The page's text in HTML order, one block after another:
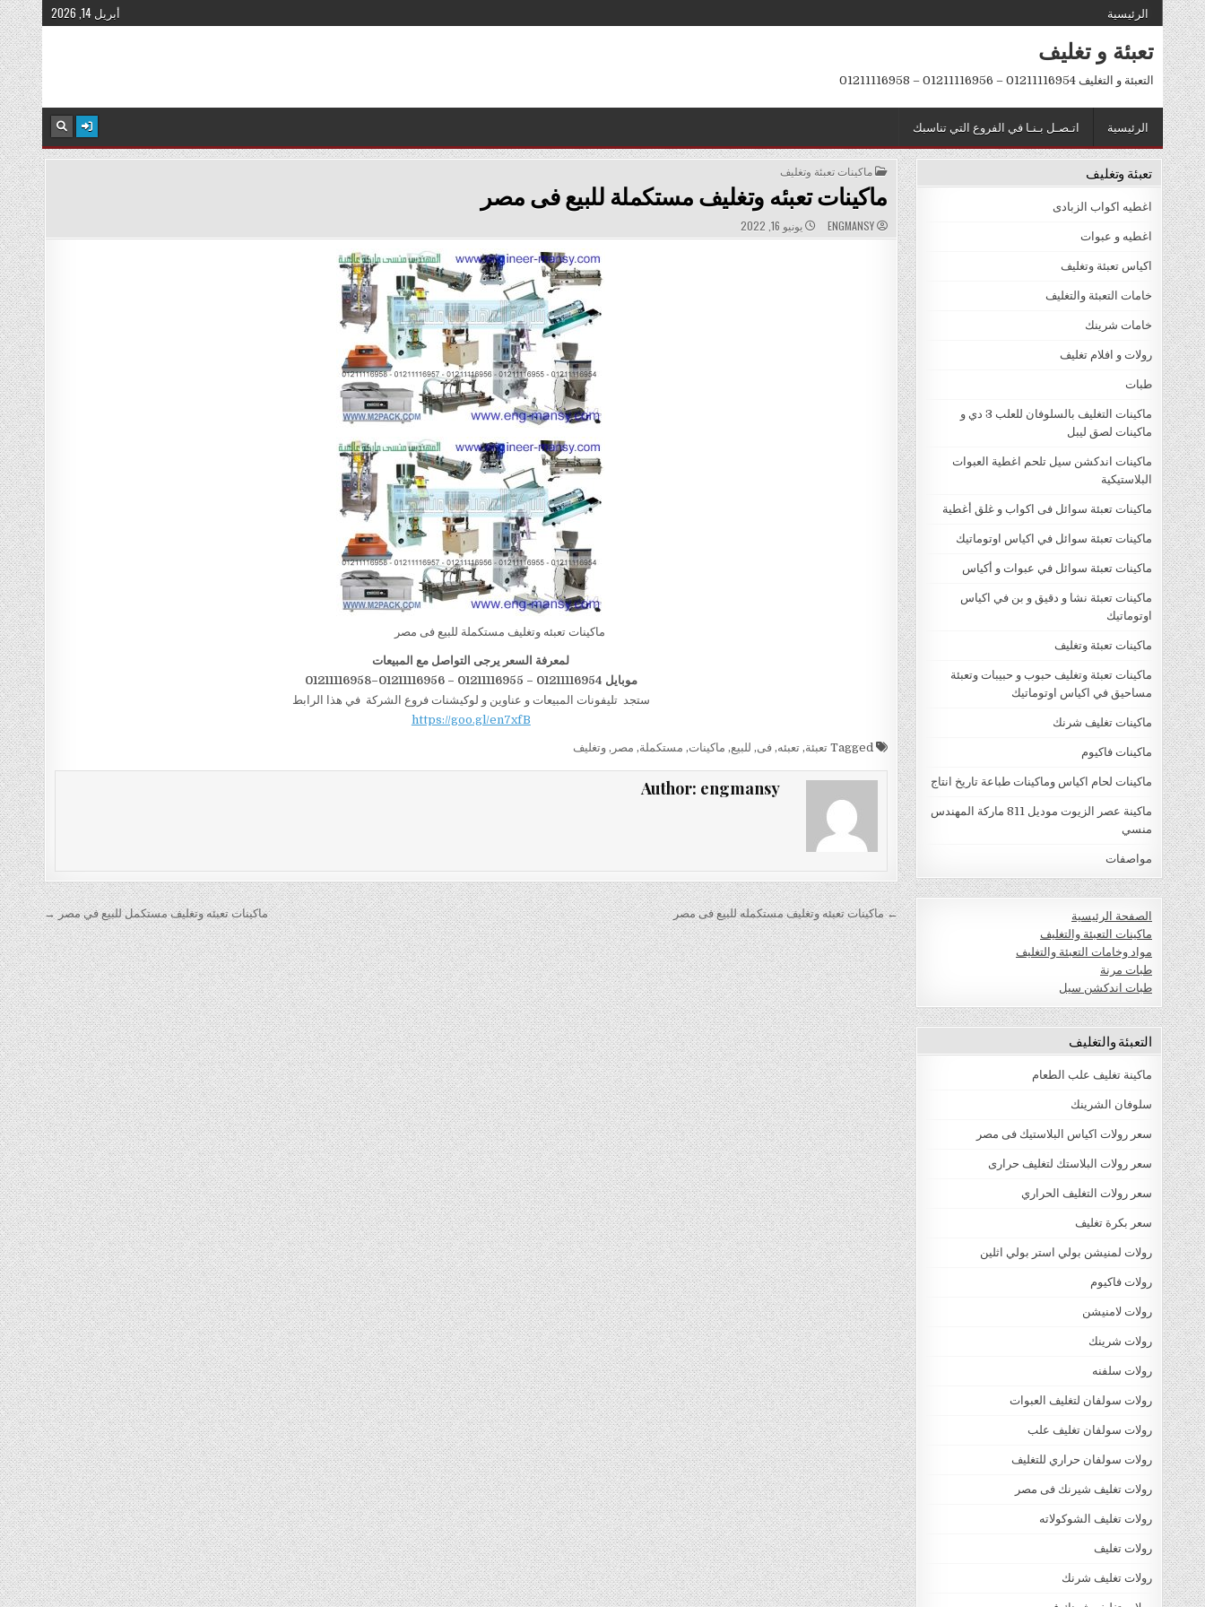
Skip
to
content
الرئيسية أبريل 14, 2026
تعبئة و تغليف
التعبئة و التغليف 01211116954 – 01211116956 – 01211116958
الرئيسية اتـصـل بـنـا في الفروع التي تناسبك
POSTED
IN
ماكينات تعبئة وتغليف
ماكينات تعبئه وتغليف مستكملة للبيع فى مصر
AUTHOR:
ENGMANSY
PUBLISHED
DATE:
يونيو 16, 2022
ماكينات تعبئه وتغليف مستكملة للبيع فى مصر
لمعرفة السعر يرجى التواصل مع المبيعات
موبايل 01211116954 – 01211116955 – 01211116956–01211116958
ستجد تليفونات المبيعات و عناوين و لوكيشنات فروع الشركة في هذا الرابط
https://goo.gl/en7xfB
Tagged تعبئة,تعبئه,فى, للبيع, ماكينات, مستكملة, مصر ,وتغليف
Author: engmansy
تصفّح
المقالات
ماكينات تعبئه وتغليف مستكمل للبيع في مصر → ← ماكينات تعبئه وتغليف مستكمله للبيع فى مصر
تعبئة وتغليف
اغطيه اكواب الزبادى
اغطيه و عبوات
اكياس تعبئة وتغليف
خامات التعبئة والتغليف
خامات شرينك
رولات و افلام تغليف
طبات
ماكينات التغليف بالسلوفان للعلب 3 دي و
ماكينات لصق ليبل
ماكينات اندكشن سيل تلحم اغطية العبوات
البلاستيكية
ماكينات تعبئة سوائل فى اكواب و غلق أغطية
ماكينات تعبئة سوائل في اكياس اوتوماتيك
ماكينات تعبئة سوائل في عبوات و أكياس
ماكينات تعبئة نشا و دقيق و بن في اكياس
اوتوماتيك
ماكينات تعبئة وتغليف
ماكينات تعبئة وتغليف حبوب و حبيبات وتعبئة
مساحيق في اكياس اوتوماتيك
ماكينات تغليف شرنك
ماكينات فاكيوم
ماكينات لحام اكياس وماكينات طباعة تاريخ انتاج
ماكينة عصر الزيوت موديل 811 ماركة المهندس
منسي
مواصفات
الصفحة الرئيسية
ماكينات التعبئة والتغليف
مواد وخامات التعبئة والتغليف
طبات مرنة
طبات اندكشن سيل
التعبئة والتغليف
ماكينة تغليف علب الطعام
سلوفان الشرينك
سعر رولات اكياس البلاستيك فى مصر
سعر رولات البلاستك لتغليف حرارى
سعر رولات التغليف الحراري
سعر بكرة تغليف
رولات لمنيشن بولي استر بولي اثلين
رولات فاكيوم
رولات لامنيشن
رولات شرينك
رولات سلفنه
رولات سولفان لتغليف العبوات
رولات سولفان تغليف علب
رولات سولفان حراري للتغليف
رولات تغليف شيرنك فى مصر
رولات تغليف الشوكولاته
رولات تغليف
رولات تغليف شرنك